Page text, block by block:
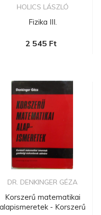
HOLICS LÁSZLÓ
Fizika III.
2 545 Ft
DR. DENKINGER GÉZA
Korszerű matematikai
alapismeretek - Korszerű